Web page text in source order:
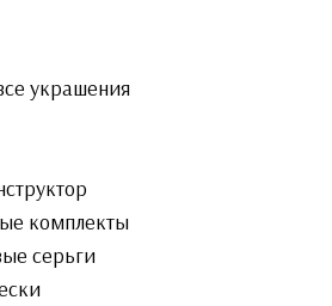
украшения
комплекты
серьги